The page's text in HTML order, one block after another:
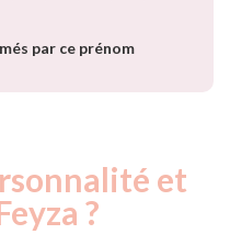
par ce prénom
et
?